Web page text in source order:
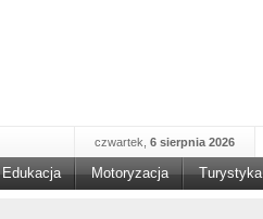
czwartek, 6 sierpnia 2026
Edukacja Motoryzacja Turystyka